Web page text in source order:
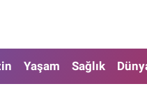
Yaşam Sağlık